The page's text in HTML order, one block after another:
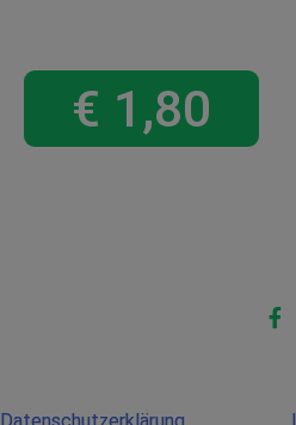
€ 1,80